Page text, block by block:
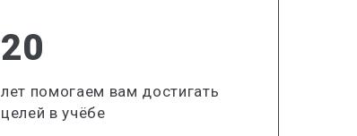
20
лет помогаем вам достигать
целей в учёбе